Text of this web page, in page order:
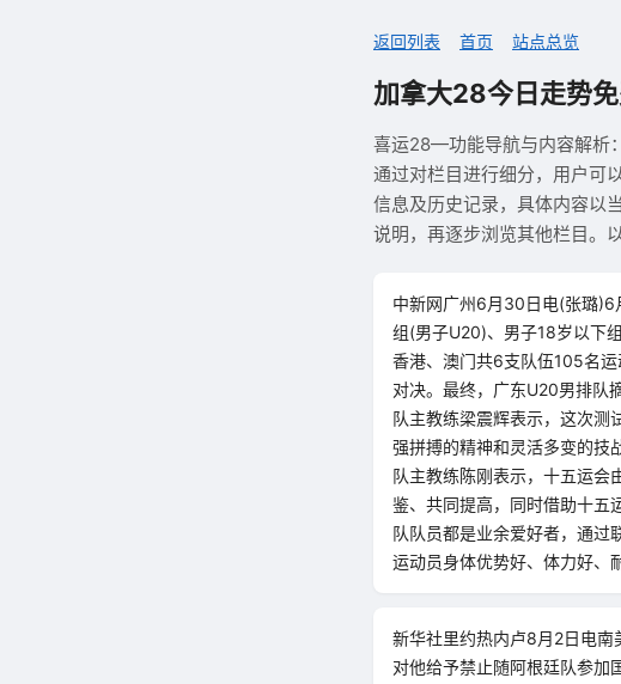
返回列表 首页 站点总览
加拿大28今日走势
喜运28—功能导航与内容解析
通过对栏目进行细分，用户可
信息及历史记录，具体内容以
说明，再逐步浏览其他栏目。
中新网广州6月30日电(张璐)6
组(男子U20)、男子18岁以下
香港、澳门共6支队伍105名
对决。最终，广东U20男排队
队主教练梁震辉表示，这次测
强拼搏的精神和灵活多变的技
队主教练陈刚表示，十五运会
鉴、共同提高，同时借助十五
队队员都是业余爱好者，通过
运动员身体优势好、体力好、
新华社里约热内卢8月2日电南
对他给予禁止随阿根廷队参加